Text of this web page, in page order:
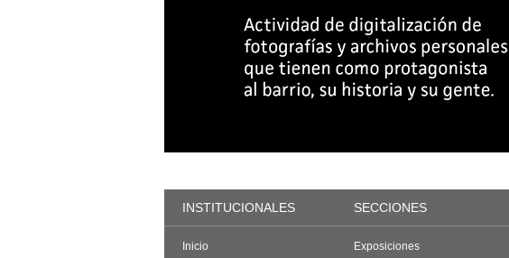
INSTITUCIONALES SECCIONES
Inicio Exposiciones